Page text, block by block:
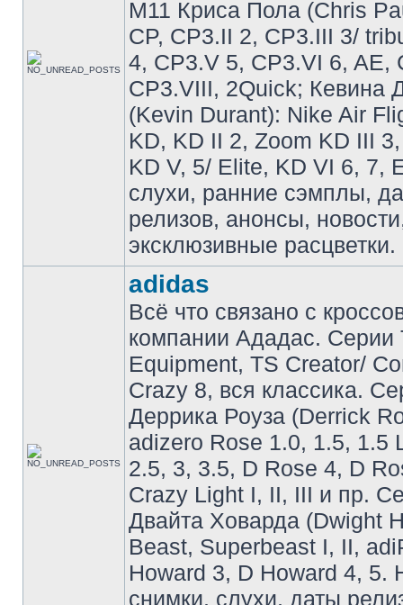
M11 Криса Пола (Chris
CP, CP3.II 2, CP3.III 3/
4, CP3.V 5, CP3.VI 6, AE,
CP3.VIII, 2Quick; Кевина
(Kevin Durant): Nike Air
KD, KD II 2, Zoom KD III
KD V, 5/ Elite, KD VI 6, 7,
слухи, ранние сэмплы,
релизов, анонсы,
эксклюзивные расцветки.
adidas
Всё что связано с
компании Ададас. Серии
Equipment, TS Creator/
Crazy 8, вся классика.
Деррика Роуза (Derrick
adizero Rose 1.0, 1.5, 1.5
2.5, 3, 3.5, D Rose 4, D
Crazy Light I, II, III и пр.
Двайта Ховарда (Dwight
Beast, Superbeast I, II,
Howard 3, D Howard 4, 5.
снимки, слухи, даты